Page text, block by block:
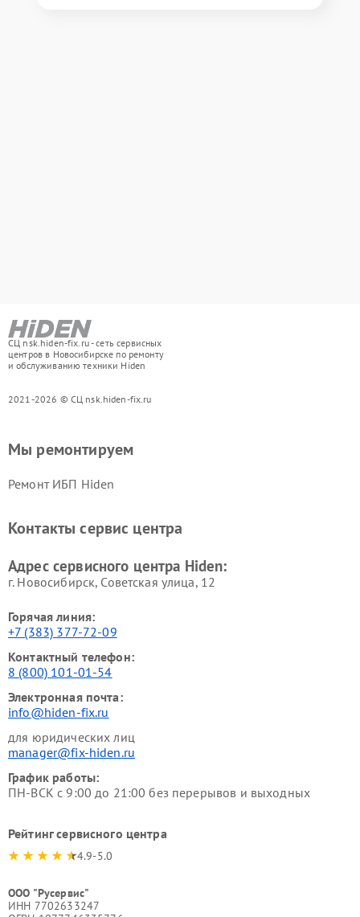
СЦ nsk.hiden-fix.ru - сеть сервисных
центров в Новосибирске по ремонту
и обслуживанию техники Hiden
2021-2026 © СЦ nsk.hiden-fix.ru
Мы ремонтируем
Ремонт ИБП Hiden
Контакты сервис центра
Адрес сервисного центра Hiden:
г. Новосибирск, Советская улица, 12
Горячая линия:
+7 (383) 377-72-09
Контактный телефон:
8 (800) 101-01-54
Электронная почта:
info@hiden-fix.ru
для юридических лиц
manager@fix-hiden.ru
График работы:
ПН-ВСК с 9:00 до 21:00 без перерывов и выходных
Рейтинг сервисного центра
4.9-5.0
ООО "Русервис"
ИНН 7702633247